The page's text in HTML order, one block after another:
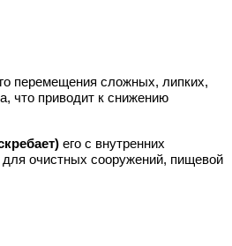
перемещения сложных, липких,
что приводит к снижению
его с внутренних
очистных сооружений, пищевой